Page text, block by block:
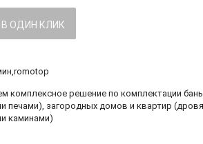
В ОДИН КЛИК
,romotop
комплексное решение по комплектации
печами), загородных домов и квартир
каминами)